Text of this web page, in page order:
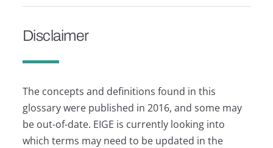
Disclaimer
The concepts and definitions found in this
glossary were published in 2016, and some may
be out-of-date. EIGE is currently looking into
which terms may need to be updated in the